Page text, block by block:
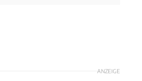
ANZEIGE